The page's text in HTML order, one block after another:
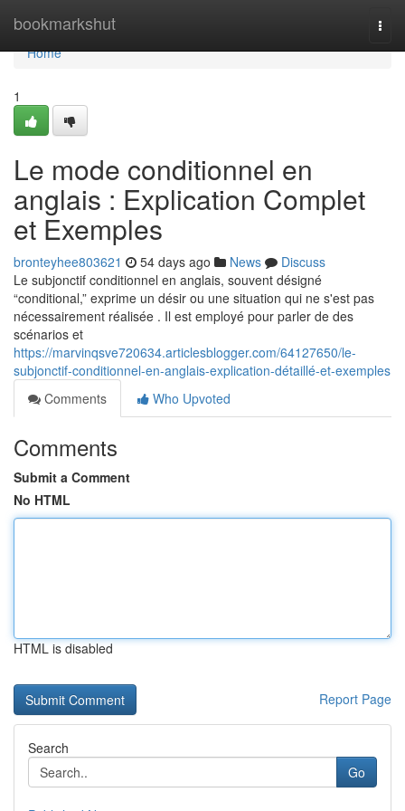
bookmarkshut
Home
Home
1
Le mode conditionnel en
anglais : Explication Complet
et Exemples
bronteyhee803621 54 days ago News
Discuss
Le subjonctif conditionnel en anglais, souvent désigné
“conditional,” exprime un désir ou une situation qui ne s'est pas
nécessairement réalisée . Il est employé pour parler de des
scénarios et
https://marvinqsve720634.articlesblogger.com/64127650/le-
subjonctif-conditionnel-en-anglais-explication-détaillé-et-exemples
Comments
Who Upvoted
Comments
Submit a Comment
No HTML
HTML is disabled
Report Page
Search
Go